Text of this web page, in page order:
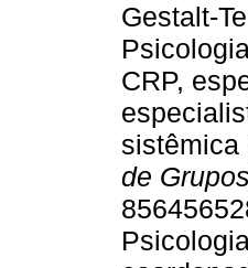
Gestalt-
CRP,
sistêmica
de